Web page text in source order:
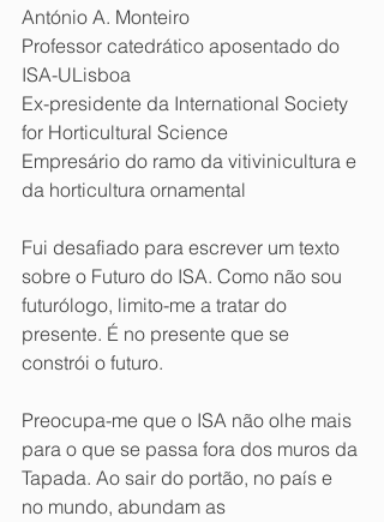
António A. Monteiro
Professor catedrático aposentado do
ISA-ULisboa
Ex-presidente da International Society
for Horticultural Science
Empresário do ramo da vitivinicultura e
da horticultura ornamental
Fui desafiado para escrever um texto
sobre o Futuro do ISA. Como não sou
futurólogo, limito-me a tratar do
presente. É no presente que se
constrói o futuro.
Preocupa-me que o ISA não olhe mais
para o que se passa fora dos muros da
Tapada. Ao sair do portão, no país e
no mundo, abundam as